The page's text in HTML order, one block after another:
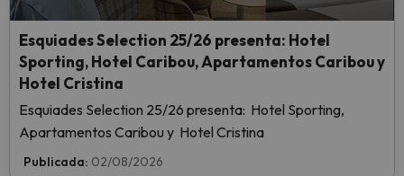
Esquiades Selection 25/26 presenta: Hotel
Sporting, Hotel Caribou, Apartamentos Caribou y
Hotel Cristina
Esquiades Selection 25/26 presenta: Hotel Sporting,
Apartamentos Caribou y Hotel Cristina
Publicada: 02/08/2026